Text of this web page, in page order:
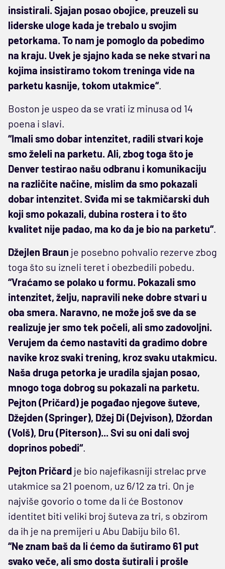
insistirali. Sjajan posao obojice, preuzeli su
liderske uloge kada je trebalo u svojim
petorkama. To nam je pomoglo da pobedimo
na kraju. Uvek je sjajno kada se neke stvari na
kojima insistiramo tokom treninga vide na
parketu kasnije, tokom utakmice“.
Boston je uspeo da se vrati iz minusa od 14
poena i slavi.
“Imali smo dobar intenzitet, radili stvari koje
smo želeli na parketu. Ali, zbog toga što je
Denver testirao našu odbranu i komunikaciju
na različite načine, mislim da smo pokazali
dobar intenzitet. Sviđa mi se takmičarski duh
koji smo pokazali, dubina rostera i to što
kvalitet nije padao, ma ko da je bio na parketu“.
Džejlen Braun je posebno pohvalio rezerve zbog
toga što su izneli teret i obezbedili pobedu.
“Vraćamo se polako u formu. Pokazali smo
intenzitet, želju, napravili neke dobre stvari u
oba smera. Naravno, ne može još sve da se
realizuje jer smo tek počeli, ali smo zadovoljni.
Verujem da ćemo nastaviti da gradimo dobre
navike kroz svaki trening, kroz svaku utakmicu.
Naša druga petorka je uradila sjajan posao,
mnogo toga dobrog su pokazali na parketu.
Pejton (Pričard) je pogađao njegove šuteve,
Džejden (Springer), Džej Di (Dejvison), Džordan
(Volš), Dru (Piterson)... Svi su oni dali svoj
doprinos pobedi“.
Pejton Pričard je bio najefikasniji strelac prve
utakmice sa 21 poenom, uz 6/12 za tri. On je
najviše govorio o tome da li će Bostonov
identitet biti veliki broj šuteva za tri, s obzirom
da ih je na premijeri u Abu Dabiju bilo 61.
“Ne znam baš da li ćemo da šutiramo 61 put
svako veče, ali smo dosta šutirali i prošle